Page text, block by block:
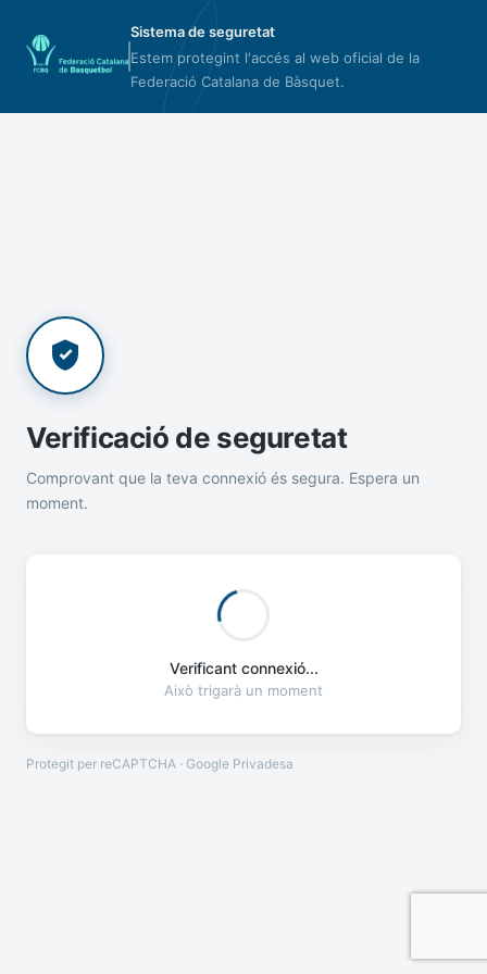
Sistema de seguretat
Estem protegint l'accés al web oficial de la
Federació Catalana de Bàsquet.
Verificació de seguretat
Comprovant que la teva connexió és segura. Espera un
moment.
Verificant connexió...
Això trigarà un moment
Protegit per reCAPTCHA · Google Privadesa